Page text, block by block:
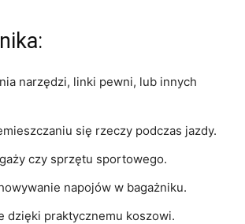
narzędzi, linki pewni, lub⁣ innych
‌się‍ rzeczy podczas jazdy.
czy sprzętu sportowego.
napojów w bagażniku.
dzięki praktycznemu koszowi.